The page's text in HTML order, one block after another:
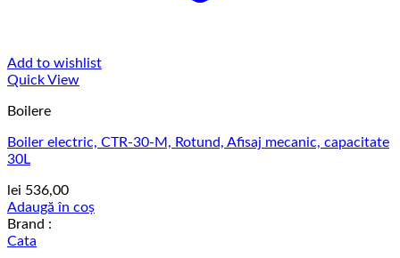
Add to wishlist
Quick View
Boilere
Boiler electric, CTR-30-M, Rotund, Afisaj mecanic, capacitate
30L
lei 536,00
Adaugă în coș
Brand :
Cata